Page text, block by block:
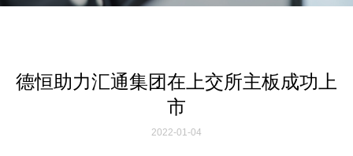
德恒助力汇通集团在上交所主板成功上
市
2022-01-04